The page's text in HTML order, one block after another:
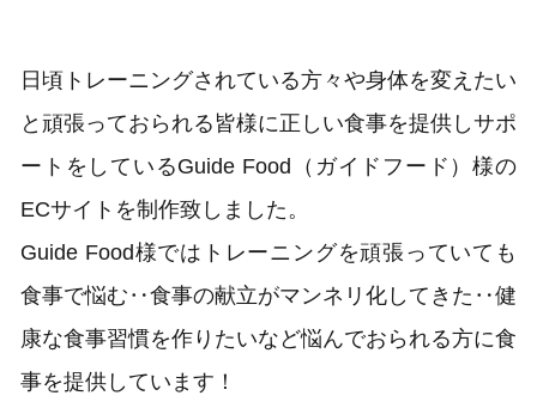
日頃トレーニングされている方々や身体を変えたい
と頑張っておられる皆様に正しい食事を提供しサポ
ートをしているGuide Food（ガイドフード）様の
ECサイトを制作致しました。
Guide Food様ではトレーニングを頑張っていても
食事で悩む‥食事の献立がマンネリ化してきた‥健
康な食事習慣を作りたいなど悩んでおられる方に食
事を提供しています！